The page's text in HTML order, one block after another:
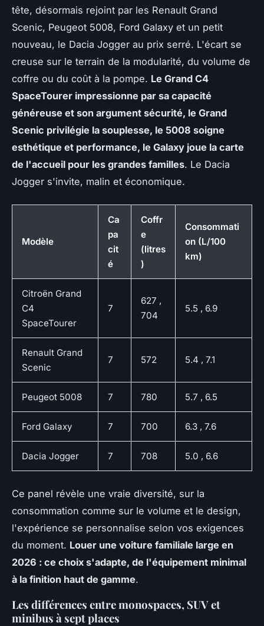
tête, désormais rejoint par les Renault Grand
Scenic, Peugeot 5008, Ford Galaxy et un petit
nouveau, le Dacia Jogger au prix serré. L'écart se
creuse sur le terrain de la modularité, du volume de
coffre ou du coût à la pompe. Le Grand C4
SpaceTourer impressionne par sa capacité
généreuse et son argument sécurité, le Grand
Scenic privilégie la souplesse, le 5008 soigne
esthétique et performance, le Galaxy joue la carte
de l'accueil pour les grandes familles. Le Dacia
Jogger s'invite, malin et économique.
Modèle
Ca
pa
cit
é
Coffr
e
(litres
)
Consommati
on (L/100
km)
Citroën Grand
C4
SpaceTourer
7
627 ,
704
5.5 , 6.9
Renault Grand
Scenic
7 572 5.4 , 7.1
Peugeot 5008 7 780 5.7 , 6.5
Ford Galaxy 7 700 6.3 , 7.6
Dacia Jogger 7 708 5.0 , 6.6
Ce panel révèle une vraie diversité, sur la
consommation comme sur le volume et le design,
l'expérience se personnalise selon vos exigences
du moment. Louer une voiture familiale large en
2026 : ce choix s'adapte, de l'équipement minimal
à la finition haut de gamme.
Les différences entre monospaces, SUV et
minibus à sept places